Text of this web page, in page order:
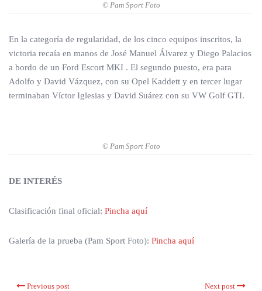
© Pam Sport Foto
En la categoría de regularidad, de los cinco equipos inscritos, la
victoria recaía en manos de José Manuel Álvarez y Diego Palacios
a bordo de un Ford Escort MKI . El segundo puesto, era para
Adolfo y David Vázquez, con su Opel Kaddett y en tercer lugar
terminaban Víctor Iglesias y David Suárez con su VW Golf GTI.
© Pam Sport Foto
DE INTERÉS
Clasificación final oficial: Pincha aquí
Galería de la prueba (Pam Sport Foto): Pincha aquí
Previous post Next post